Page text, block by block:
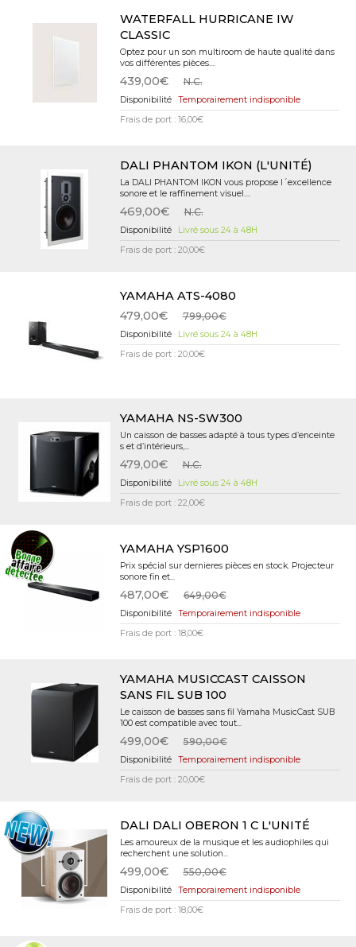
WATERFALL HURRICANE IW
CLASSIC
Optez pour un son multiroom de haute qualité dans
vos différentes pièces....
439,00€ N.C.
Temporairement indisponible
Frais de port : 16,00€
DALI PHANTOM IKON (L'UNITÉ)
La DALI PHANTOM IKON vous propose l´excellence
sonore et le raffinement visuel....
469,00€ N.C.
Livré sous 24 à 48H
Frais de port : 20,00€
YAMAHA ATS-4080
479,00€
799,00€
Livré sous 24 à 48H
Frais de port : 20,00€
YAMAHA NS-SW300
Un caisson de basses adapté à tous types d’enceinte
s et d’intérieurs,...
479,00€ N.C.
Livré sous 24 à 48H
Frais de port : 22,00€
YAMAHA YSP1600
Prix spécial sur dernieres pièces en stock. Projecteur
sonore fin et...
487,00€ 649,00€
Temporairement indisponible
Frais de port : 18,00€
YAMAHA MUSICCAST CAISSON
SANS FIL SUB 100
Le caisson de basses sans fil Yamaha MusicCast SUB
100 est compatible avec tout...
499,00€ 590,00€
Temporairement indisponible
Frais de port : 20,00€
DALI DALI OBERON 1 C L'UNITÉ
Les amoureux de la musique et les audiophiles qui
recherchent une solution...
499,00€ 550,00€
Temporairement indisponible
Frais de port : 18,00€